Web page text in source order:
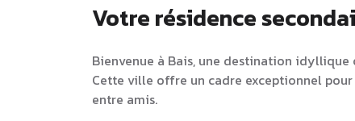
Votre résidence
Bienvenue à Bais, une destination
Cette ville offre un cadre exceptionnel
entre amis.